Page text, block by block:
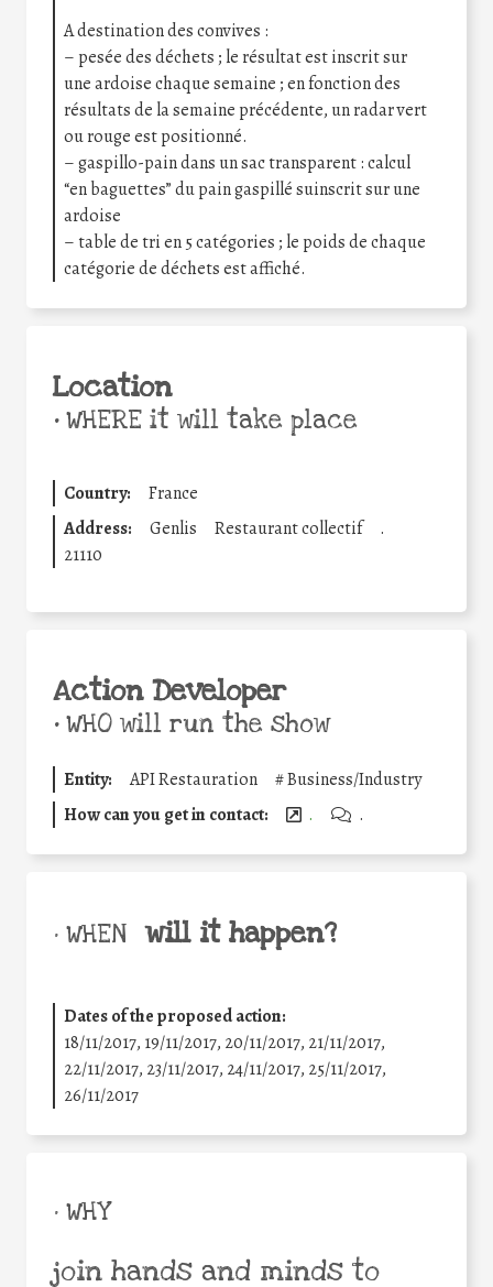
A destination des convives :
– pesée des déchets ; le résultat est inscrit sur
une ardoise chaque semaine ; en fonction des
résultats de la semaine précédente, un radar vert
ou rouge est positionné.
– gaspillo-pain dans un sac transparent : calcul
“en baguettes” du pain gaspillé suinscrit sur une
ardoise
– table de tri en 5 catégories ; le poids de chaque
catégorie de déchets est affiché.
Location
•WHERE it will take place
Country:
France
Address:
Genlis Restaurant collectif
.
21110
Action Developer
•WHO will run the show
Entity: API Restauration #Business/Industry
How can you get in contact:
. .
• WHEN will it happen?
Dates of the proposed action:
18/11/2017, 19/11/2017, 20/11/2017, 21/11/2017,
22/11/2017, 23/11/2017, 24/11/2017, 25/11/2017,
26/11/2017
• WHY
join hands and minds to